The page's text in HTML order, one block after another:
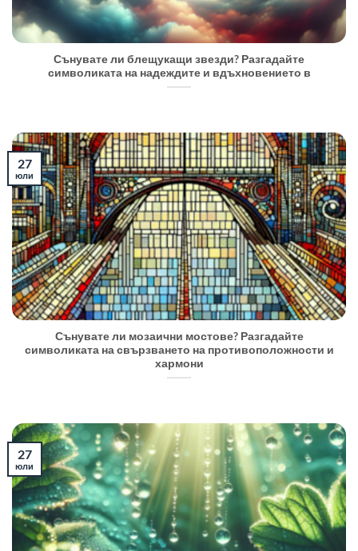
Сънувате ли блещукащи звезди? Разгадайте
символиката на надеждите и вдъхновението в
Сънувате ли мозаични мостове? Разгадайте
символиката на свързването на противоположности и
хармони
27
юли
27
юли